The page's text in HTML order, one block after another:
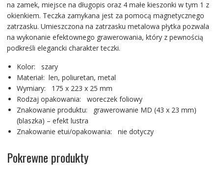
na zamek, miejsce na długopis oraz 4 małe kieszonki w tym 1 z
okienkiem. Teczka zamykana jest za pomocą magnetycznego
zatrzasku. Umieszczona na zatrzasku metalowa płytka pozwala
na wykonanie efektownego grawerowania, który z pewnością
podkreśli elegancki charakter teczki.
Kolor: szary
Materiał: len, poliuretan, metal
Wymiary: 175 x 223 x 25 mm
Rodzaj opakowania: woreczek foliowy
Znakowanie produktu: grawerowanie MD (43 x 23 mm)
(blaszka) – efekt lustra
Znakowanie etui/opakowania: nie dotyczy
Pokrewne produkty